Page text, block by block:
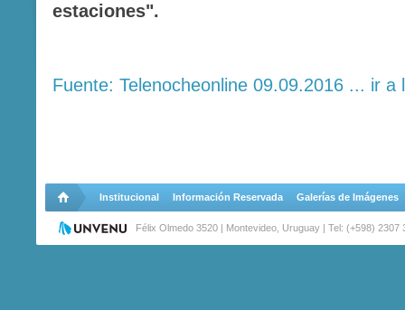
estaciones".
Fuente: Telenocheonline 09.09.2016 ... ir a
Institucional Información Reservada Galerías de Imágenes
Félix Olmedo 3520 | Montevideo, Uruguay | Tel: (+598)